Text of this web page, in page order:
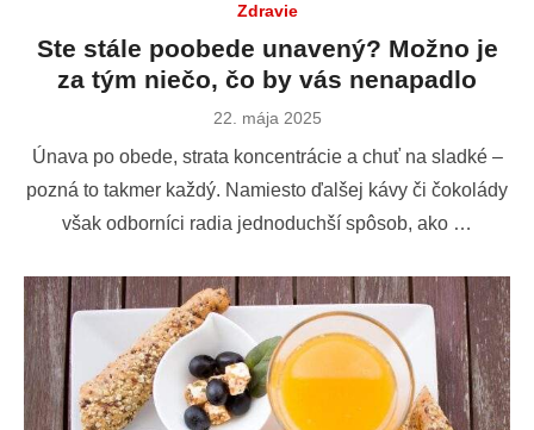
Zdravie
Ste stále poobede unavený? Možno je
za tým niečo, čo by vás nenapadlo
Publikované
22. mája 2025
Únava po obede, strata koncentrácie a chuť na sladké –
pozná to takmer každý. Namiesto ďalšej kávy či čokolády
však odborníci radia jednoduchší spôsob, ako …